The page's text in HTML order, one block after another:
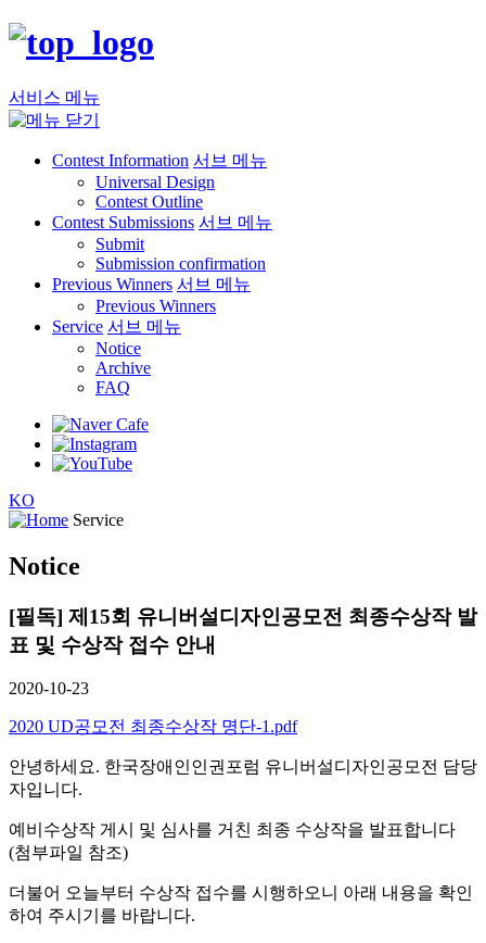
서비스 메뉴
Contest Information 서브 메뉴
Universal Design
Contest Outline
Contest Submissions 서브 메뉴
Submit
Submission confirmation
Previous Winners 서브 메뉴
Previous Winners
Service 서브 메뉴
Notice
Archive
FAQ
KO
Service
Notice
[필독] 제15회 유니버설디자인공모전 최종수상작 발
표 및 수상작 접수 안내
2020-10-23
2020 UD공모전 최종수상작 명단-1.pdf
안녕하세요. 한국장애인인권포럼 유니버설디자인공모전 담당
자입니다.
예비수상작 게시 및 심사를 거친 최종 수상작을 발표합니다
(첨부파일 참조)
더불어 오늘부터 수상작 접수를 시행하오니 아래 내용을 확인
하여 주시기를 바랍니다.